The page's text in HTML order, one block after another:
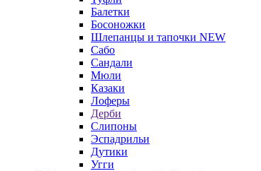
Балетки
Босоножки
Шлепанцы и тапочки NEW
Сабо
Сандали
Мюли
Казаки
Лоферы
Дерби
Слипоны
Эспадрильи
Дутики
Угги